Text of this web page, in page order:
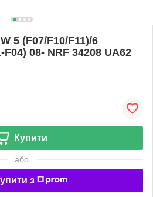
5 (F07/F10/F11)/6
F04) 08- NRF 34208 UA62
Купити
або
з